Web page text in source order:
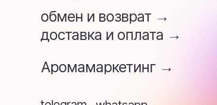
telegram
whatsapp
+7 (909) 954-45-34